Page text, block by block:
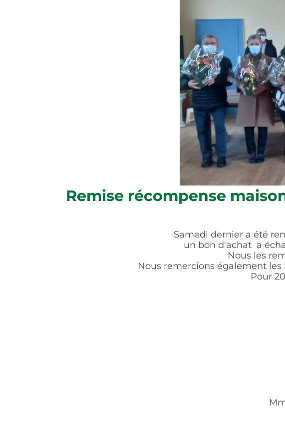
Remise récompense maisons
Samedi dernier a été remis
un bon d'achat a
Nous les
Nous remercions également les
Pour 2022,
Mme